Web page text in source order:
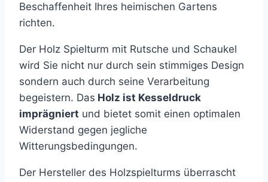
Beschaffenheit Ihres heimischen Gartens
richten.
Der Holz Spielturm mit Rutsche und Schaukel
wird Sie nicht nur durch sein stimmiges Design
sondern auch durch seine Verarbeitung
begeistern. Das Holz ist Kesseldruck
imprägniert und bietet somit einen optimalen
Widerstand gegen jegliche
Witterungsbedingungen.
Der Hersteller des Holzspielturms überrascht